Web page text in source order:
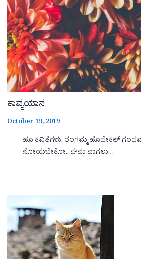
ಕಾವ್ಯಯಾನ
October 19, 2019
ಹೂ ಕವಿತೆಗಳು. ರಂಗಮ್ಮ ಹೊದೇಕಲ್
ನೋಯಬೇಕೋ.. ಘಮ ವಾಗಲು…